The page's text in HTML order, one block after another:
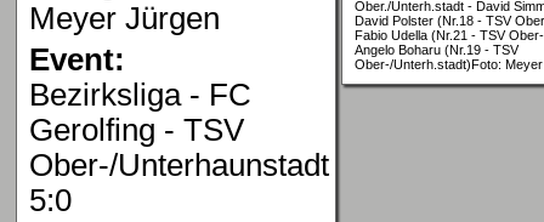
Meyer Jürgen
Event:
Bezirksliga - FC
Gerolfing - TSV
Ober-/Unterhaunstadt
5:0
Ober./Unterh.stadt - David
David Polster (Nr.18 - TSV
Fabio Udella (Nr.21 - TSV
Angelo Boharu (Nr.19 - TSV
Ober-/Unterh.stadt)Foto: